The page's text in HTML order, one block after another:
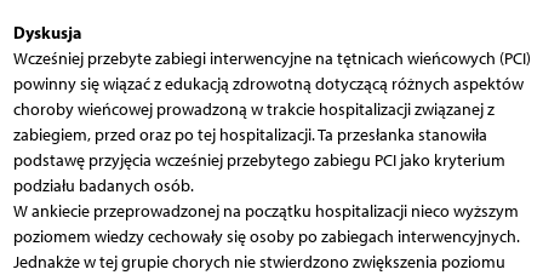
Dyskusja
Wcześniej przebyte zabiegi interwencyjne na tętnicach wieńcowych (PCI)
powinny się wiązać z edukacją zdrowotną dotyczącą różnych aspektów
choroby wieńcowej prowadzoną w trakcie hospitalizacji związanej z
zabiegiem, przed oraz po tej hospitalizacji. Ta przesłanka stanowiła
podstawę przyjęcia wcześniej przebytego zabiegu PCI jako kryterium
podziału badanych osób.
W ankiecie przeprowadzonej na początku hospitalizacji nieco wyższym
poziomem wiedzy cechowały się osoby po zabiegach interwencyjnych.
Jednakże w tej grupie chorych nie stwierdzono zwiększenia poziomu